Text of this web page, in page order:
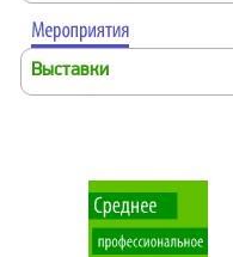
Выставки